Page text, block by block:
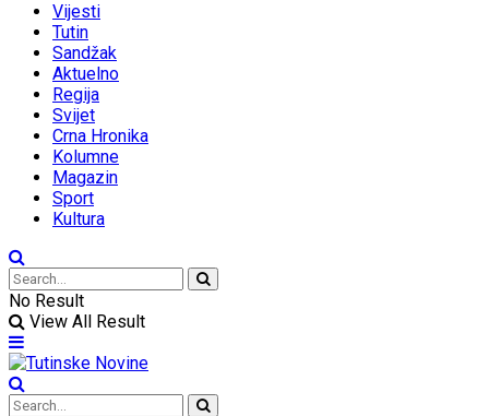
Vijesti
Tutin
Sandžak
Aktuelno
Regija
Svijet
Crna Hronika
Kolumne
Magazin
Sport
Kultura
No Result
View All Result